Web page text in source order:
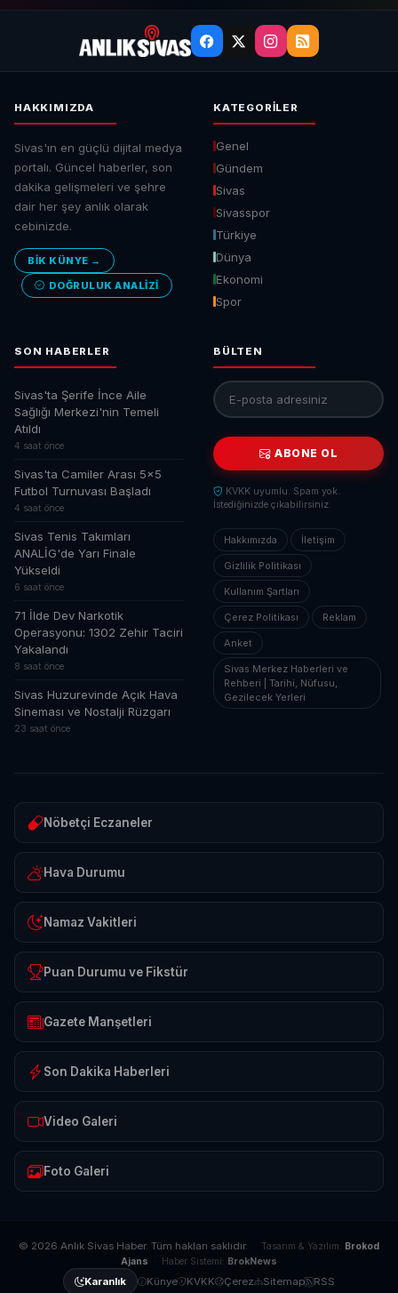
HAKKIMIZDA
Sivas'ın en güçlü dijital medya
portalı. Güncel haberler, son
dakika gelişmeleri ve şehre
dair her şey anlık olarak
cebinizde.
BİK KÜNYE →
DOĞRULUK ANALIZI
KATEGORILER
Genel
Gündem
Sivas
Sivasspor
Türkiye
Dünya
Ekonomi
Spor
SON HABERLER
Sivas'ta Şerife İnce Aile
Sağlığı Merkezi'nin Temeli
Atıldı
4 saat önce
Sivas'ta Camiler Arası 5x5
Futbol Turnuvası Başladı
4 saat önce
Sivas Tenis Takımları
ANALİG'de Yarı Finale
Yükseldi
6 saat önce
71 İlde Dev Narkotik
Operasyonu: 1302 Zehir Taciri
Yakalandı
8 saat önce
Sivas Huzurevinde Açık Hava
Sineması ve Nostalji Rüzgarı
23 saat önce
BÜLTEN
ABONE OL
KVKK uyumlu. Spam yok.
İstediğinizde çıkabilirsiniz.
Hakkımızda İletişim
Gizlilik Politikası
Kullanım Şartları
Çerez Politikası Reklam
Anket
Sivas Merkez Haberleri ve
Rehberi | Tarihi, Nüfusu,
Gezilecek Yerleri
Nöbetçi Eczaneler
Hava Durumu
Namaz Vakitleri
Puan Durumu ve Fikstür
Gazete Manşetleri
Son Dakika Haberleri
Video Galeri
Foto Galeri
© 2026 Anlık Sivas Haber. Tüm hakları saklıdır. Tasarım & Yazılım: Brokod
Ajans · Haber Sistemi: BrokNews
Karanlık Künye KVKK Çerez Sitemap RSS